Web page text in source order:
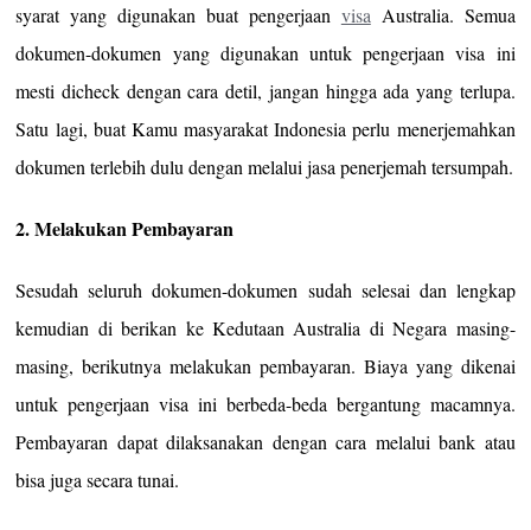
syarat yang digunakan buat pengerjaan visa Australia. Semua
dokumen-dokumen yang digunakan untuk pengerjaan visa ini
mesti dicheck dengan cara detil, jangan hingga ada yang terlupa.
Satu lagi, buat Kamu masyarakat Indonesia perlu menerjemahkan
dokumen terlebih dulu dengan melalui jasa penerjemah tersumpah.
2. Melakukan Pembayaran
Sesudah seluruh dokumen-dokumen sudah selesai dan lengkap
kemudian di berikan ke Kedutaan Australia di Negara masing-
masing, berikutnya melakukan pembayaran. Biaya yang dikenai
untuk pengerjaan visa ini berbeda-beda bergantung macamnya.
Pembayaran dapat dilaksanakan dengan cara melalui bank atau
bisa juga secara tunai.